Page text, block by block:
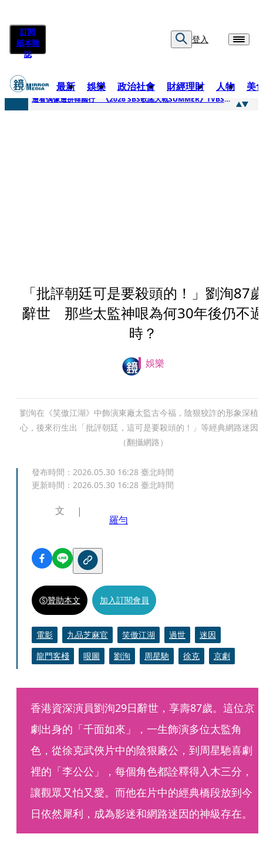
訂閱
紙本雜
誌
登入
最新 娛樂 政治社會 財經理財 人物 美
快訊
邊看偶像邊拚韓國行 《2026 SBS歌謠大戰SUMMER》TVBS直播祭追星福利
「批評朝廷可是要殺頭的！」劉洵87
辭世 那些太監神哏為何30年後仍不
時？
娛樂
劉洵在《笑傲江湖》中飾演東廠太監古今福，陰狠狡詐的形象深植
心，後來衍生出「批評朝廷，這可是要殺頭的！」等經典網路迷因
（翻攝網路）
發布時間： 2026.05.30 16:28 臺北時間
更新時間： 2026.05.30 16:28 臺北時間
文
羅勻
贊助本文 加入訂閱會員
電影 九品芝麻官 笑傲江湖 過世
迷因
龍門客棧
哏圖 劉洵 周星馳 徐克 京劇
香港資深演員劉洵29日辭世，享壽87歲。這位京
劇出身的「千面如來」，一生飾演多位太監角
色，從徐克武俠片中的陰狠廠公，到周星馳喜劇
裡的「李公公」，每個角色都詮釋得入木三分，
讓觀眾又怕又愛。而他在片中的經典橋段放到今
日依然犀利，成為影迷和網路迷因的神級存在。